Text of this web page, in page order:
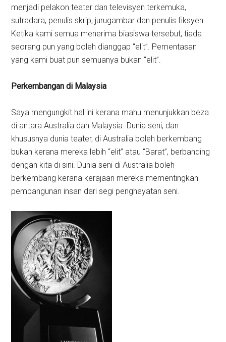
menjadi pelakon teater dan televisyen terkemuka,
sutradara, penulis skrip, jurugambar dan penulis fiksyen.
Ketika kami semua menerima biasiswa tersebut, tiada
seorang pun yang boleh dianggap “elit”. Pementasan
yang kami buat pun semuanya bukan “elit”.
Perkembangan di Malaysia
Saya mengungkit hal ini kerana mahu menunjukkan beza
di antara Australia dan Malaysia. Dunia seni, dan
khususnya dunia teater, di Australia boleh berkembang
bukan kerana mereka lebih “elit” atau “Barat”, berbanding
dengan kita di sini. Dunia seni di Australia boleh
berkembang kerana kerajaan mereka mementingkan
pembangunan insan dari segi penghayatan seni.